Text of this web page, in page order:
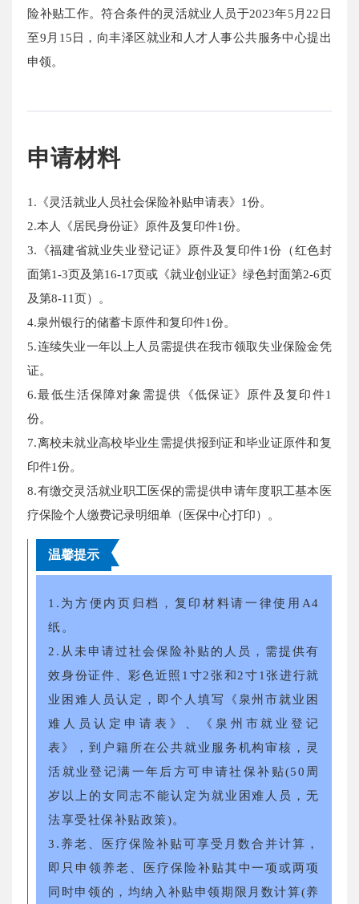
险补贴工作。符合条件的灵活就业人员于2023年5月22日
至9月15日，向丰泽区就业和人才人事公共服务中心提出
申领。
申请材料
1.《灵活就业人员社会保险补贴申请表》1份。
2.本人《居民身份证》原件及复印件1份。
3.《福建省就业失业登记证》原件及复印件1份（红色封
面第1-3页及第16-17页或《就业创业证》绿色封面第2-6页
及第8-11页）。
4.泉州银行的储蓄卡原件和复印件1份。
5.连续失业一年以上人员需提供在我市领取失业保险金凭
证。
6.最低生活保障对象需提供《低保证》原件及复印件1
份。
7.离校未就业高校毕业生需提供报到证和毕业证原件和复
印件1份。
8.有缴交灵活就业职工医保的需提供申请年度职工基本医
疗保险个人缴费记录明细单（医保中心打印）。
温馨提示
1.为方便内页归档，复印材料请一律使用A4
纸。
2.从未申请过社会保险补贴的人员，需提供有
效身份证件、彩色近照1寸2张和2寸1张进行就
业困难人员认定，即个人填写《泉州市就业困
难人员认定申请表》、《泉州市就业登记
表》，到户籍所在公共就业服务机构审核，灵
活就业登记满一年后方可申请社保补贴(50周
岁以上的女同志不能认定为就业困难人员，无
法享受社保补贴政策)。
3.养老、医疗保险补贴可享受月数合并计算，
即只申领养老、医疗保险补贴其中一项或两项
同时申领的，均纳入补贴申领期限月数计算(养